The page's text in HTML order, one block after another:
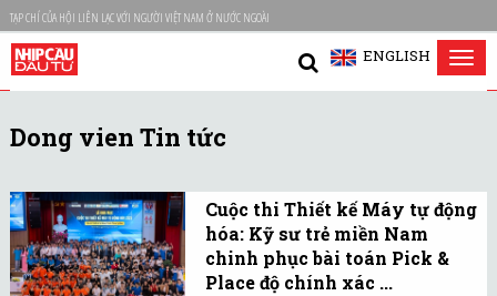
TẠP CHÍ CỦA HỘI LIÊN LẠC VỚI NGƯỜI VIỆT NAM Ở NƯỚC NGOÀI
ENGLISH
Dong vien Tin tức
Cuộc thi Thiết kế Máy tự động
hóa: Kỹ sư trẻ miền Nam
chinh phục bài toán Pick &
Place độ chính xác ...